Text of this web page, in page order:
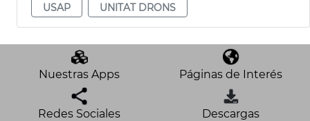
USAP
UNITAT DRONS
Nuestras Apps Páginas de Interés
Redes Sociales Descargas